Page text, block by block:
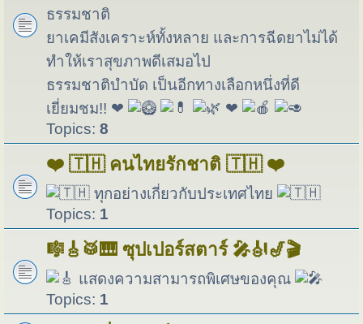
ธรรมชาติ
ยาเคมีสังเคราะห์ทั้งหลาย และการฉีดยาไม่ได้
ทำให้เราสุขภาพดีเสมอไป
ธรรมชาติบำบัด เป็นอีกทางเลือกหนึ่งที่ดี
เยี่ยมชม!! ❤
❤
Topics: 8
❤️ 🇹🇭 คนไทยรักชาติ 🇹🇭 ❤️
ทุกอย่างเกี่ยวกับประเทศไทย
Topics: 1
🎼🎸🥁🎹 ซุปเปอร์สตาร์ 🎤🎻🎷🎬
แสดงความสามารถพิเศษของคุณ
Topics: 1